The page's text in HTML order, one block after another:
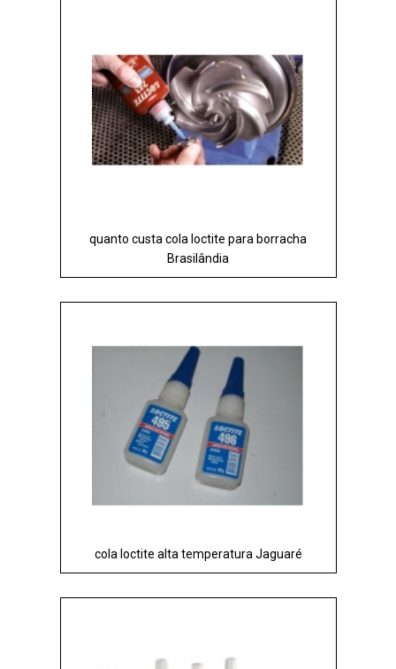
quanto custa cola loctite para borracha
Brasilândia
cola loctite alta temperatura Jaguaré